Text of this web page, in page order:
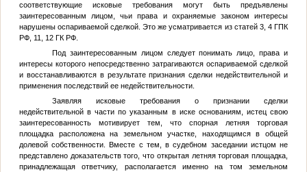
соответствующие исковые требования могут быть предъявлены
заинтересованным лицом, чьи права и охраняемые законом интересы
нарушены оспариваемой сделкой. Это же усматривается из статей 3, 4 ГПК
РФ, 11, 12 ГК РФ.
Под заинтересованным лицом следует понимать лицо, права и
интересы которого непосредственно затрагиваются оспариваемой сделкой
и восстанавливаются в результате признания сделки недействительной и
применения последствий ее недействительности.
Заявляя исковые требования о признании сделки
недействительной в части по указанным в иске основаниям, истец свою
заинтересованность мотивирует тем, что спорная летняя торговая
площадка расположена на земельном участке, находящимся в общей
долевой собственности. Вместе с тем, в судебном заседании истцом не
представлено доказательств того, что открытая летняя торговая площадка,
принадлежащая ответчику, располагается именно на том земельном